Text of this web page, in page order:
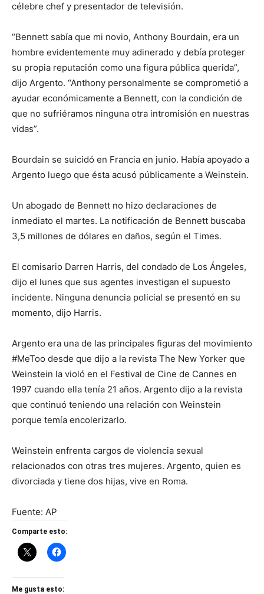
célebre chef y presentador de televisión.
“Bennett sabía que mi novio, Anthony Bourdain, era un
hombre evidentemente muy adinerado y debía proteger
su propia reputación como una figura pública querida”,
dijo Argento. “Anthony personalmente se comprometió a
ayudar económicamente a Bennett, con la condición de
que no sufriéramos ninguna otra intromisión en nuestras
vidas”.
Bourdain se suicidó en Francia en junio. Había apoyado a
Argento luego que ésta acusó públicamente a Weinstein.
Un abogado de Bennett no hizo declaraciones de
inmediato el martes. La notificación de Bennett buscaba
3,5 millones de dólares en daños, según el Times.
El comisario Darren Harris, del condado de Los Ángeles,
dijo el lunes que sus agentes investigan el supuesto
incidente. Ninguna denuncia policial se presentó en su
momento, dijo Harris.
Argento era una de las principales figuras del movimiento
#MeToo desde que dijo a la revista The New Yorker que
Weinstein la violó en el Festival de Cine de Cannes en
1997 cuando ella tenía 21 años. Argento dijo a la revista
que continuó teniendo una relación con Weinstein
porque temía encolerizarlo.
Weinstein enfrenta cargos de violencia sexual
relacionados con otras tres mujeres. Argento, quien es
divorciada y tiene dos hijas, vive en Roma.
Fuente: AP
Comparte esto:
Me gusta esto: